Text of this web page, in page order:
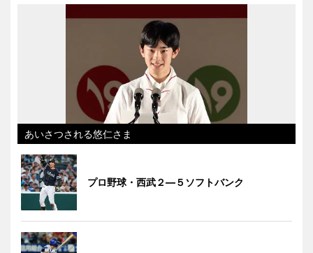
あいさつされる悠仁さま
プロ野球・西武２―５ソフトバンク